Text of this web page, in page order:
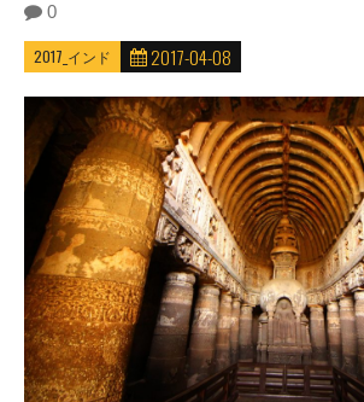
0
2017_インド 2017-04-08